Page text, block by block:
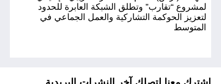
لمشروع “تقارب” وتطلق الشبكة العابرة للحدود
لتعزيز الحوكمة التشاركية والعمل الجماعي في
المتوسط